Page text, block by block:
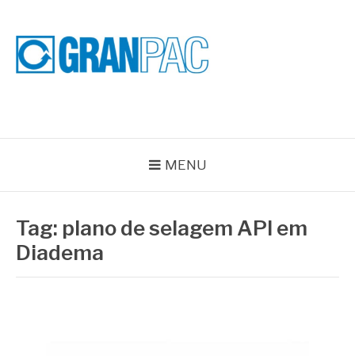
conteúdo
MENU
Tag: plano de selagem API em
Diadema